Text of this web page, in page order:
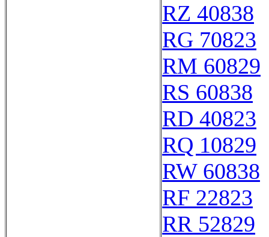
RZ 40838
RG 70823
RM 60829
RS 60838
RD 40823
RQ 10829
RW 60838
RF 22823
RR 52829